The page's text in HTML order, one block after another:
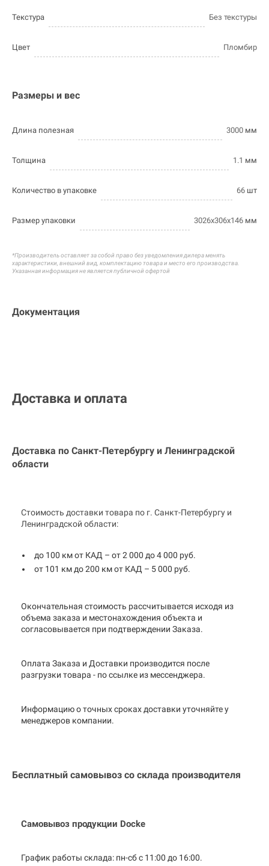
Текстура Без текстуры
Цвет Пломбир
Размеры и вес
Длина полезная 3000 мм
Толщина 1.1 мм
Количество в упаковке 66 шт
Размер упаковки 3026х306х146 мм
*Производитель оставляет за собой право без уведомления дилера менять
характеристики, внешний вид, комплектацию товара и место его производства.
Указанная информация не является публичной офертой
Документация
Доставка и оплата
Доставка по Санкт-Петербургу и Ленинградской
области
Стоимость доставки товара по г. Санкт-Петербургу и
Ленинградской области:
до 100 км от КАД – от 2 000 до 4 000 руб.
от 101 км до 200 км от КАД – 5 000 руб.
Окончательная стоимость рассчитывается исходя из
объема заказа и местонахождения объекта и
согласовывается при подтверждении Заказа.
Оплата Заказа и Доставки производится после
разгрузки товара - по ссылке из мессенджера.
Информацию о точных сроках доставки уточняйте у
менеджеров компании.
Бесплатный самовывоз со склада производителя
Самовывоз продукции Docke
График работы склада: пн-сб с 11:00 до 16:00.